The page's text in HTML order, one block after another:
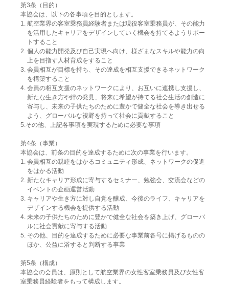
第3条（目的）
本協会は、以下の各事項を目的とします。
1. 航空業界の客室乗務員経験者または現役客室乗務員が、その能力
を活用したキャリアをデザインしていく機会を持てるようサポー
トすること
2. 個人の能力開発及び自己実現へ向け、様ざまなスキルや能力の向
上を目指す人材育成をすること
3. 会員相互が目標を持ち、その達成を相互支援できるネットワーク
を構築すること
4. 会員の相互支援のネットワークにより、お互いに連携し支援し、
新たな生き方や絆の発見、将来に希望が持てる社会生活の創造に
寄与し、未来の子供たちのために豊かで健全な社会を導き出せる
よう、グローバルな視野を持って社会に貢献すること
5.その他、上記各事項を実現するために必要な事項
第4条（事業）
本協会は、前条の目的を達成するために次の事業を行います。
1. 会員相互の親睦をはかるコミュニティ形成、ネットワークの促進
をはかる活動
2. 新たなキャリア形成に寄与するセミナー、勉強会、交流会などの
イベントの企画運営活動
3. キャリアや生き方に対し自覚を醸成、今後のライフ、キャリアを
デザインする機会を提供する活動
4. 未来の子供たちのために豊かで健全な社会を築き上げ、グローバ
ルに社会貢献に寄与する活動
5. その他、目的を達成するために必要な事業前各号に掲げるものの
ほか、公益に浴すると判断する事業
第5条（構成）
本協会の会員は、原則として航空業界の女性客室乗務員及び女性客
室乗務員経験者をもって構成します。